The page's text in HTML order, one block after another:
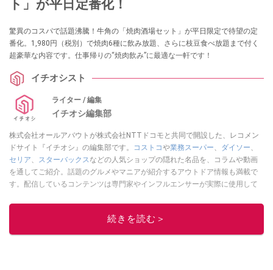
ト」が平日定番化！
驚異のコスパで話題沸騰！牛角の「焼肉酒場セット」が平日限定で待望の定
番化。1,980円（税別）で焼肉6種に飲み放題、さらに枝豆食べ放題まで付く
超豪華な内容です。仕事帰りの“焼肉飲み”に最適な一軒です！
イチオシスト
ライター / 編集
イチオシ編集部
株式会社オールアバウトが株式会社NTTドコモと共同で開設した、レコメン
ドサイト『イチオシ』の編集部です。
コストコや業務スーパー ダイソー
セリア
スターバックス などの人気ショップの隠れた名品を、コラムや動画
を通してご紹介。話題のグルメやマニアが紹介するアウトドア情報も満載で
す。配信しているコンテンツは専門家やインフルエンサーが実際に使用して
ニュースでフォロー
続きを読む＞